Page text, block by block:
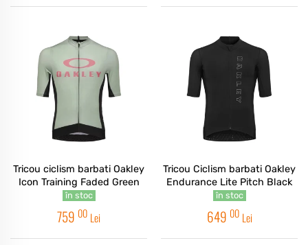
Tricou ciclism barbati Oakley
Icon Training Faded Green
în stoc
759 00 Lei
Tricou Ciclism barbati Oakley
Endurance Lite Pitch Black
în stoc
649 00 Lei